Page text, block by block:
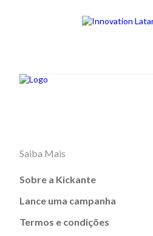
Saiba Mais
Sobre a Kickante
Lance uma campanha
Termos e condições